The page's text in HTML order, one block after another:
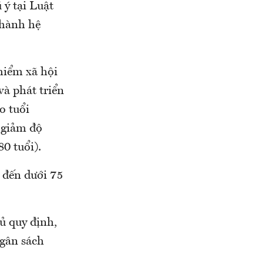
ý tại Luật
hệ
xã hội
phát triển
tuổi
độ
tuổi).
dưới 75
quy định,
sách